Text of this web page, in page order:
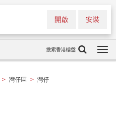
安裝
開啟
搜索香港樓盤
> 灣仔區 > 灣仔